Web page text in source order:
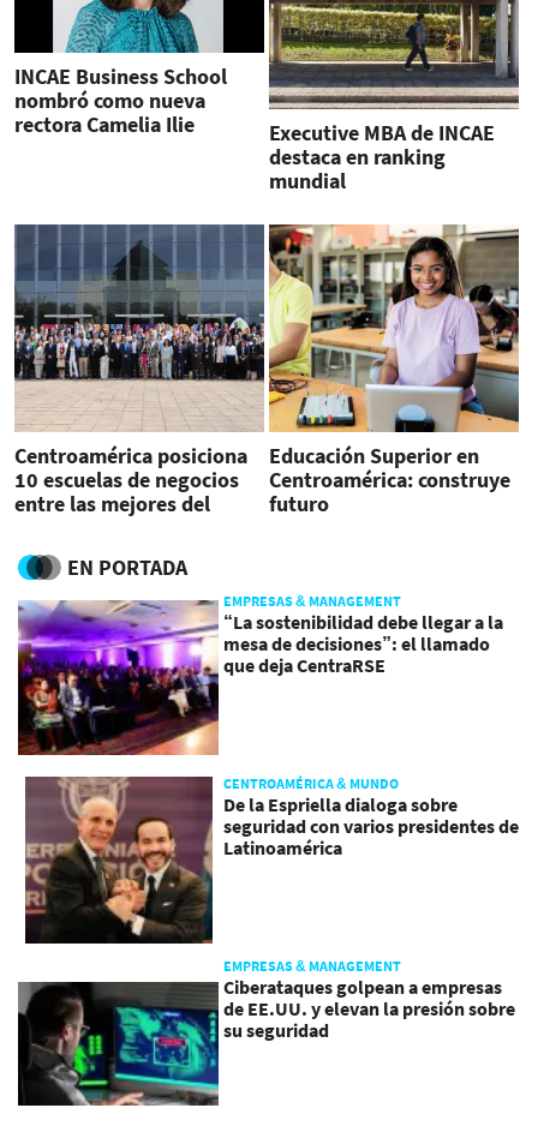
INCAE Business School
nombró como nueva
rectora Camelia Ilie
Executive MBA de INCAE
destaca en ranking
mundial
Centroamérica posiciona
10 escuelas de negocios
entre las mejores del
Educación Superior en
Centroamérica: construye
futuro
EN PORTADA
EMPRESAS & MANAGEMENT
“La sostenibilidad debe llegar a la
mesa de decisiones”: el llamado
que deja CentraRSE
CENTROAMÉRICA & MUNDO
De la Espriella dialoga sobre
seguridad con varios presidentes de
Latinoamérica
EMPRESAS & MANAGEMENT
Ciberataques golpean a empresas
de EE.UU. y elevan la presión sobre
su seguridad